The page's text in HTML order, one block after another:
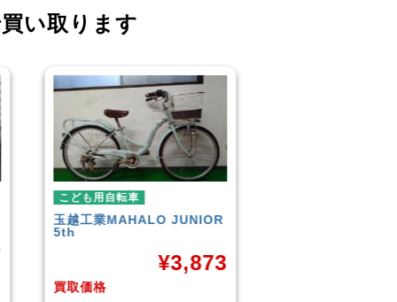
い取ります
こども用自転車
GIANTESCAPE JR
買取価格
¥9,961